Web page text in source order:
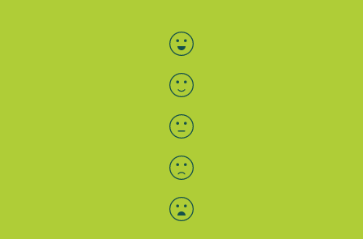
Bewertung auswählen